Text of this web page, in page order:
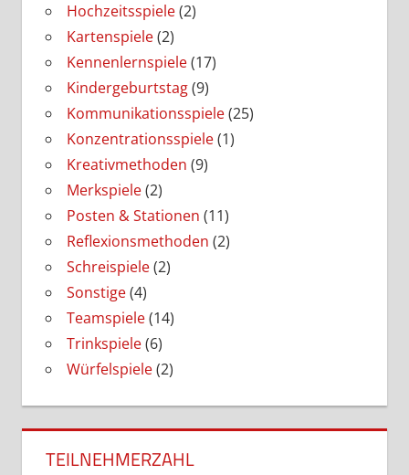
Hochzeitsspiele(2)
Kartenspiele(2)
Kennenlernspiele(17)
Kindergeburtstag(9)
Kommunikationsspiele(25)
Konzentrationsspiele(1)
Kreativmethoden (9)
Merkspiele(2)
Posten & Stationen (11)
Reflexionsmethoden (2)
Schreispiele(2)
Sonstige(4)
Teamspiele(14)
Trinkspiele(6)
Würfelspiele(2)
TEILNEHMERZAHL